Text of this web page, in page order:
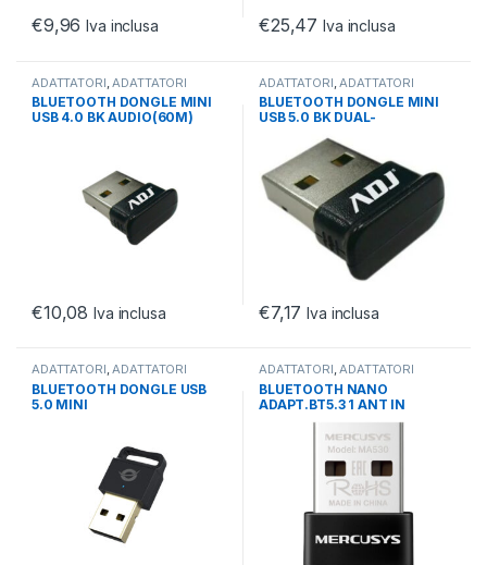
€9,96 Iva inclusa €25,47 Iva inclusa
ADATTATORI ADATTATORI
NETWORKING,NETWORKING
BLUETOOTH DONGLE MINI
USB 4.0 BK AUDIO(60M)
€10,08 Iva inclusa
ADATTATORI ADATTATORI
NETWORKING,NETWORKING
BLUETOOTH DONGLE MINI
USB 5.0 BK DUAL-
ENERGY
€7,17 Iva inclusa
ADATTATORI,ADATTATORI
NETWORKING,NETWORKING
BLUETOOTH DONGLE USB
5.0 MINI
ADATTATORI,ADATTATORI
NETWORKING,NETWORKING
BLUETOOTH NANO
ADAPT.BT5.3 1 ANT IN
T.USB2.0